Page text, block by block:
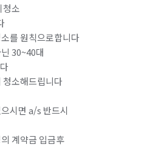
청소
를 원칙으로합니다
30~40대
청소해드립니다
시면 a/s 반드시
계약금 입금후